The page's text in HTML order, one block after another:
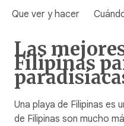
Que ver y hacer
Las
Filipinas
Una playa de Filipinas es
de Filipinas son mucho